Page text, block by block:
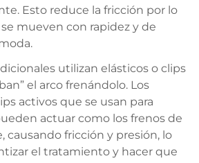
Esto reduce la fricción por lo
mueven con rapidez y de
utilizan elásticos o clips
el arco frenándolo. Los
activos que se usan para
actuar como los frenos de
causando fricción y presión, lo
el tratamiento y hacer que